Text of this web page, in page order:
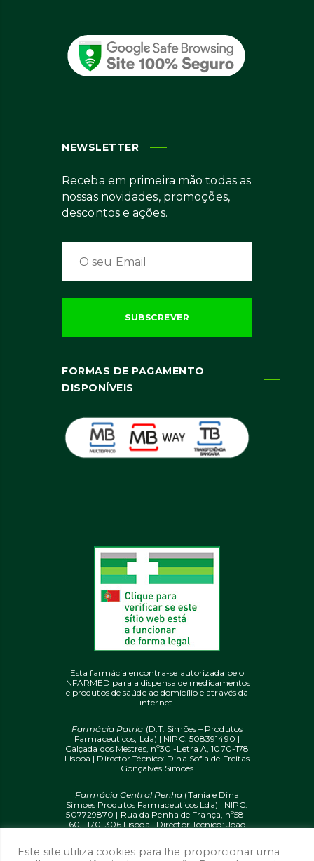
NEWSLETTER
Receba em primeira mão todas as
nossas novidades, promoções,
descontos e ações.
FORMAS DE PAGAMENTO
DISPONÍVEIS
Esta farmácia encontra-se autorizada pelo
INFARMED para a dispensa de medicamentos
e produtos de saúde ao domicílio e através da
internet.
Farmácia Patria (D.T. Simões – Produtos
Farmaceuticos, Lda) | NIPC: 508391490 |
Calçada dos Mestres, nº30 -Letra A, 1070-178
Lisboa | Director Técnico: Dina Sofia de Freitas
Gonçalves Simões
Farmácia Central Penha (Tania e Dina
Simoes Produtos Farmaceuticos Lda) | NIPC:
507729870 | Rua da Penha de França, nº58-
60, 1170-306 Lisboa | Director Técnico: João
Este site utiliza cookies para lhe proporcionar uma